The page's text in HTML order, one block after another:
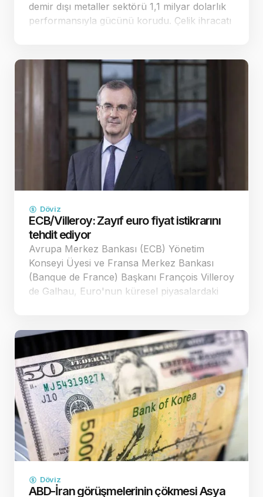
demir dışı metaller sektörü 1,1 milyar dolarlık
performansıyla gücünü korudu. Çelik ihracatı
Döviz
ECB/Villeroy: Zayıf euro fiyat istikrarını
tehdit ediyor
Avrupa Merkez Bankası (ECB) Yönetim
Konseyi Üyesi ve Fransa Merkez Bankası
(Banque de France) Başkanı François Villeroy
de Galhau, Euro'nun küresel piyasalardaki
dikkat çekerek, y…
Döviz
ABD-İran görüşmelerinin çökmesi Asya